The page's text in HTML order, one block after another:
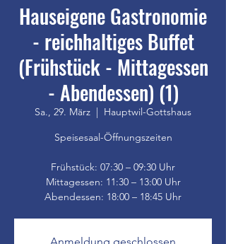
Hauseigene Gastronomie
- reichhaltiges Buffet
(Frühstück - Mittagessen
- Abendessen) (1)
Sa., 29. März
  |
Hauptwil-Gottshaus
Speisesaal-Öffnungszeiten
Frühstück: 07:30 – 09:30 Uhr
Mittagessen: 11:30 – 13:00 Uhr
Anmeldung geschlossen